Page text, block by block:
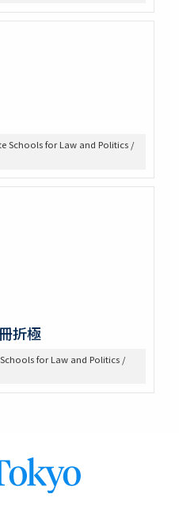
書
Schools for Law and Politics /
折極
for Law and Politics /